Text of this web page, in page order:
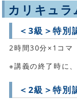
カリキュラ
＜3級＞特別
2時間30分×1コマ
※講義の終了時に
＜2級＞特別